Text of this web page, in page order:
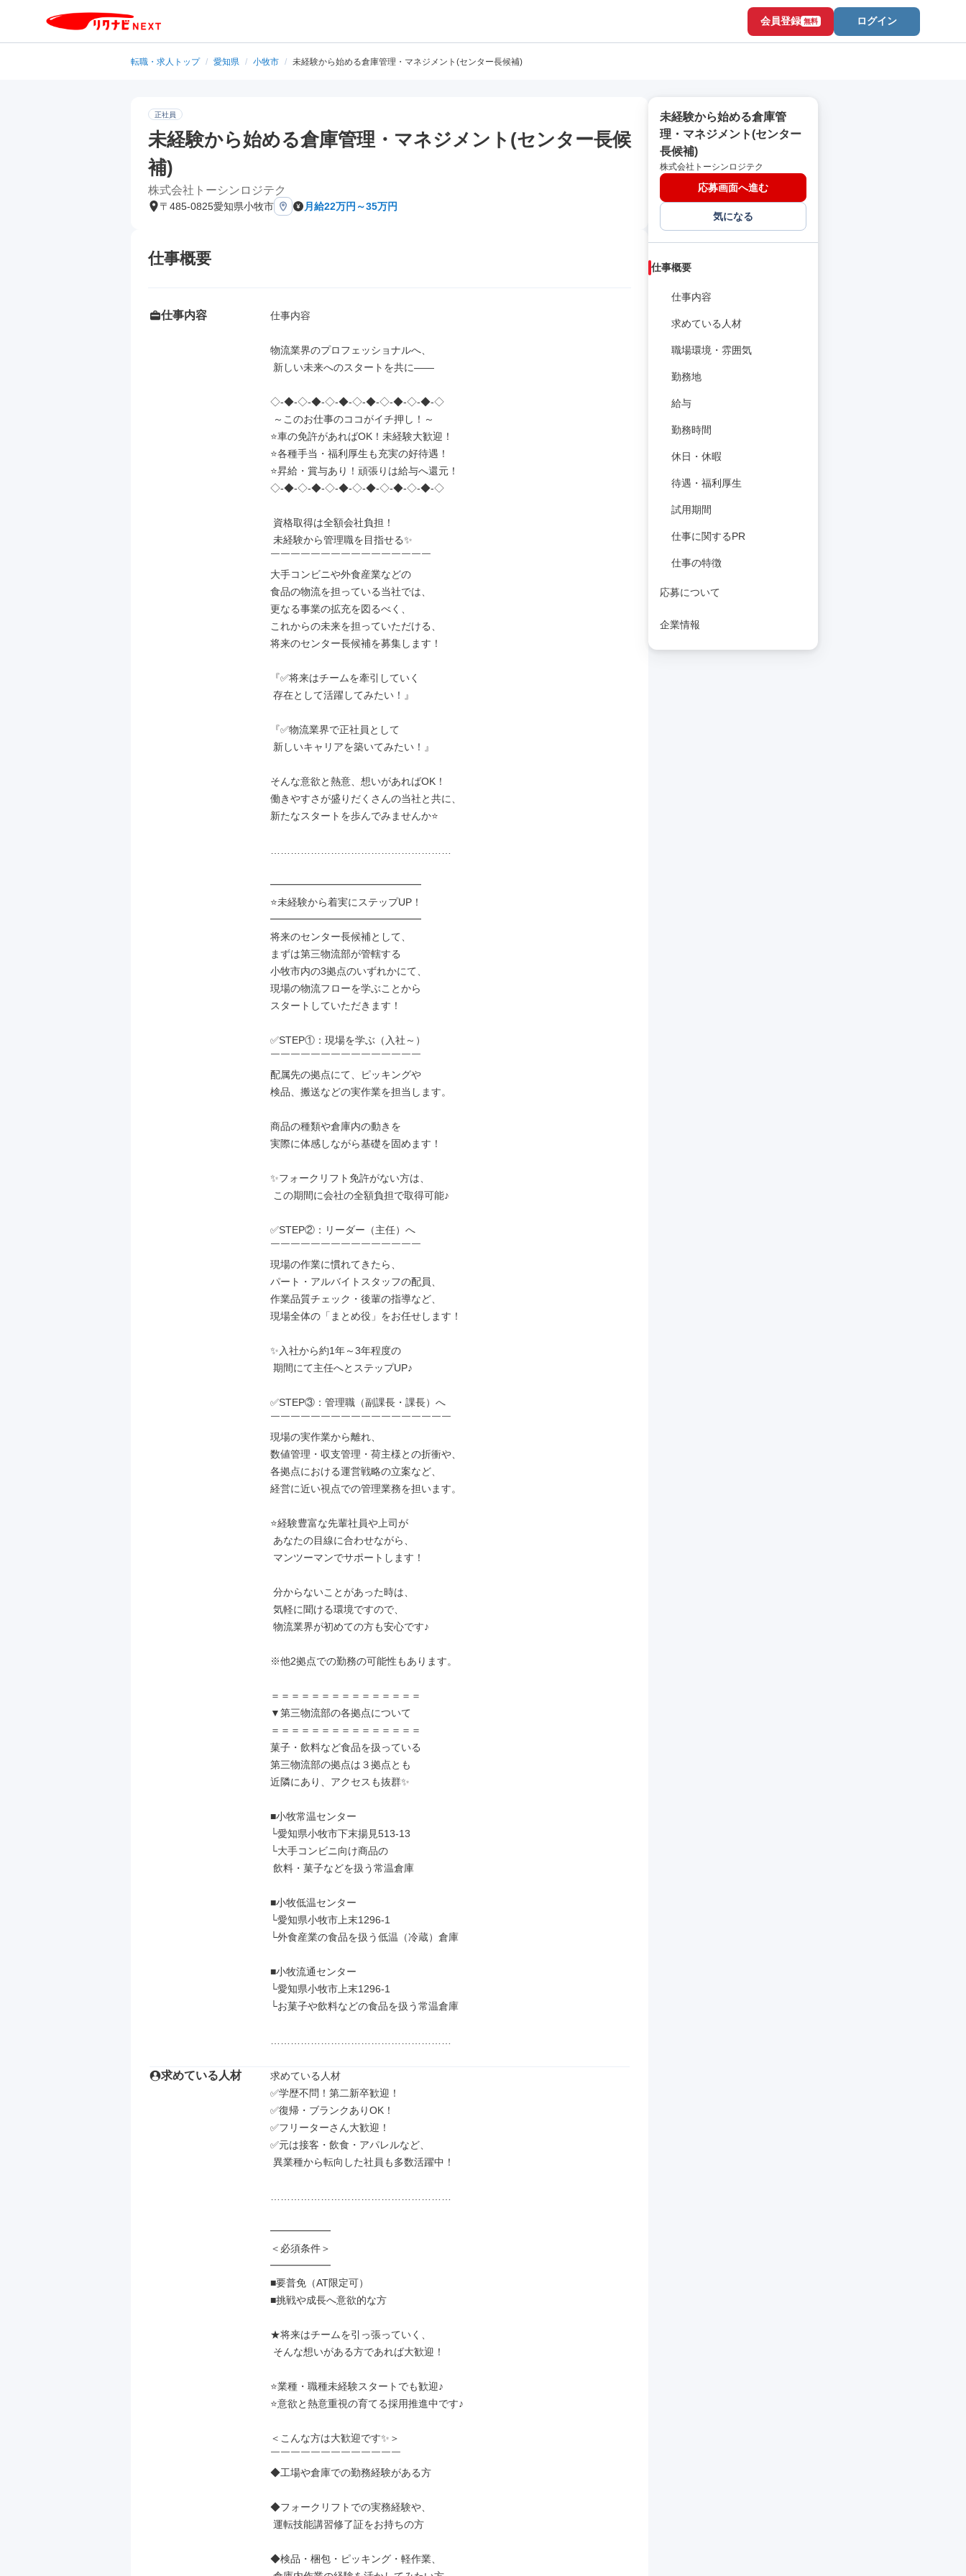
会員登録 無料 ログイン
転職・求人トップ / 愛知県 / 小牧市 / 未経験から始める倉庫管理・マネジメント(センター長候補)
正社員
未経験から始める倉庫管理・マネジメント(センター長候
補)
株式会社トーシンロジテク
〒485-0825愛知県小牧市 月給22万円～35万円
仕事概要
仕事内容 仕事内容
物流業界のプロフェッショナルへ、
◇-◆-◇-◆-◇-◆-◇-◆-◇-◆-◇-◆-◇
⭐車の免許があればOK！未経験大歓迎！
⭐各種手当・福利厚生も充実の好待遇！
⭐昇給・賞与あり！頑張りは給与へ還元！
◇-◆-◇-◆-◇-◆-◇-◆-◇-◆-◇-◆-◇
￣￣￣￣￣￣￣￣￣￣￣￣￣￣￣￣
大手コンビニや外食産業などの
食品の物流を担っている当社では、
更なる事業の拡充を図るべく、
これからの未来を担っていただける、
将来のセンター長候補を募集します！
『✅将来はチームを牽引していく
『✅物流業界で正社員として
そんな意欲と熱意、想いがあればOK！
働きやすさが盛りだくさんの当社と共に、
新たなスタートを歩んでみませんか⭐
━━━━━━━━━━━━━━━
⭐未経験から着実にステップUP！
━━━━━━━━━━━━━━━
将来のセンター長候補として、
まずは第三物流部が管轄する
小牧市内の3拠点のいずれかにて、
現場の物流フローを学ぶことから
スタートしていただきます！
✅STEP①：現場を学ぶ（入社～）
￣￣￣￣￣￣￣￣￣￣￣￣￣￣￣
配属先の拠点にて、ピッキングや
検品、搬送などの実作業を担当します。
商品の種類や倉庫内の動きを
実際に体感しながら基礎を固めます！
✨フォークリフト免許がない方は、
✅STEP②：リーダー（主任）へ
￣￣￣￣￣￣￣￣￣￣￣￣￣￣￣
現場の作業に慣れてきたら、
パート・アルバイトスタッフの配員、
作業品質チェック・後輩の指導など、
現場全体の「まとめ役」をお任せします！
✨入社から約1年～3年程度の
✅STEP③：管理職（副課長・課長）へ
￣￣￣￣￣￣￣￣￣￣￣￣￣￣￣￣￣￣
現場の実作業から離れ、
数値管理・収支管理・荷主様との折衝や、
各拠点における運営戦略の立案など、
経営に近い視点での管理業務を担います。
⭐経験豊富な先輩社員や上司が
※他2拠点での勤務の可能性もあります。
＝＝＝＝＝＝＝＝＝＝＝＝＝＝＝
▼第三物流部の各拠点について
＝＝＝＝＝＝＝＝＝＝＝＝＝＝＝
菓子・飲料など食品を扱っている
第三物流部の拠点は３拠点とも
近隣にあり、アクセスも抜群✨
■小牧常温センター
└愛知県小牧市下末揚見513-13
└大手コンビニ向け商品の
■小牧低温センター
└愛知県小牧市上末1296-1
└外食産業の食品を扱う低温（冷蔵）倉庫
■小牧流通センター
└愛知県小牧市上末1296-1
└お菓子や飲料などの食品を扱う常温倉庫
求めている人材
求めている人材
✅学歴不問！第二新卒歓迎！
✅復帰・ブランクありOK！
✅フリーターさん大歓迎！
✅元は接客・飲食・アパレルなど、
━━━━━━
＜必須条件＞
━━━━━━
■要普免（AT限定可）
■挑戦や成長へ意欲的な方
★将来はチームを引っ張っていく、
⭐業種・職種未経験スタートでも歓迎♪
⭐意欲と熱意重視の育てる採用推進中です♪
＜こんな方は大歓迎です✨＞
￣￣￣￣￣￣￣￣￣￣￣￣￣
◆工場や倉庫での勤務経験がある方
◆フォークリフトでの実務経験や、
◆検品・梱包・ピッキング・軽作業、
未経験から始める倉庫管
理・マネジメント(センター
長候補)
株式会社トーシンロジテク
応募画面へ進む
気になる
仕事概要
仕事内容
求めている人材
職場環境・雰囲気
勤務地
給与
勤務時間
休日・休暇
待遇・福利厚生
試用期間
仕事に関するPR
仕事の特徴
応募について
企業情報